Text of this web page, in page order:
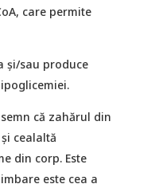
care permite
și/sau produce
că zahărul din
cealaltă
din corp. Este
este cea a